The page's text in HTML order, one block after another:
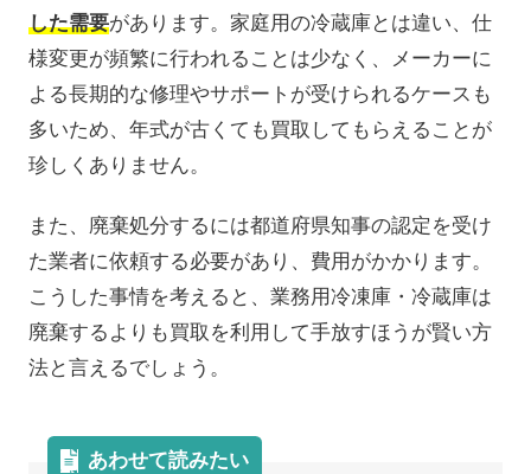
した需要があります。家庭用の冷蔵庫とは違い、仕
様変更が頻繁に行われることは少なく、メーカーに
よる長期的な修理やサポートが受けられるケースも
多いため、年式が古くても買取してもらえることが
珍しくありません。
また、廃棄処分するには都道府県知事の認定を受け
た業者に依頼する必要があり、費用がかかります。
こうした事情を考えると、業務用冷凍庫・冷蔵庫は
廃棄するよりも買取を利用して手放すほうが賢い方
法と言えるでしょう。
あわせて読みたい